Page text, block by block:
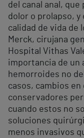
del canal anal,
dolor o prolapso,
calidad de vida de
Merck, cirujana
Hospital Vithas
importancia de un
hemorroides no
casos, cambios
conservadores
cuando estos no
soluciones
menos invasivos